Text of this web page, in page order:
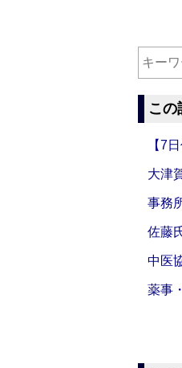
この
【7
大津
事務
佐藤
中医
薬事